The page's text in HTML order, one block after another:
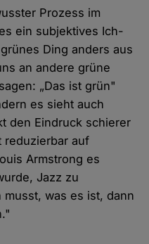
Prozess im
ein subjektives Ich-
Ding anders aus
an andere grüne
„Das ist grün"
es sieht auch
den Eindruck schierer
reduzierbar auf
Armstrong es
Jazz zu
was es ist, dann